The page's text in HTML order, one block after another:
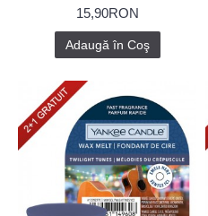
15,90RON
Adaugă în Coş